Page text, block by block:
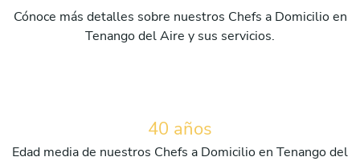
Cónoce más detalles sobre nuestros Chefs a Domicilio en
Tenango del Aire y sus servicios.
40 años
Edad media de nuestros Chefs a Domicilio en Tenango del